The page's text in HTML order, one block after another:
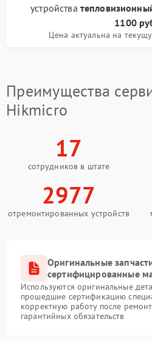
устройства
1100
Цена актуальна на
Преимущества
Hikmicro
17
сотрудников в штате
2977
отремонтированных устройств
Оригинальные
сертифицированные
Используются оригинальные
прошедшие сертификацию
корректную работу после
гарантийных обязательств